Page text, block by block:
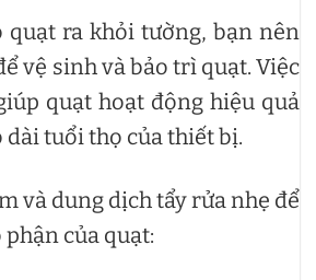
quạt ra khỏi tường, bạn nên
vệ sinh và bảo trì quạt. Việc
quạt hoạt động hiệu quả
dài tuổi thọ của thiết bị.
và dung dịch tẩy rửa nhẹ để
của quạt: